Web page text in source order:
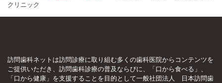
クリニック
訪問歯科ネットは訪問診療に取り組む多くの歯科医院からコンテンツを
ご提供いただき、訪問歯科診療の普及ならびに、「口から食べる」、
「口から健康」を支援することを目的として一般社団法人 日本訪問歯